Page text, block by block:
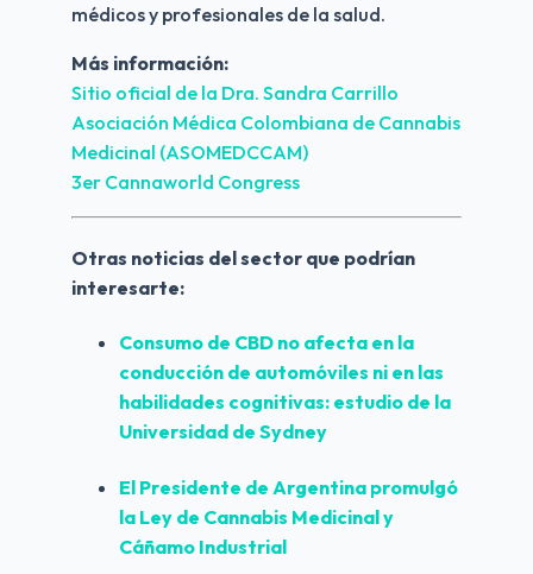
médicos y profesionales de la salud.
Más información:
Sitio oficial de la Dra. Sandra Carrillo
Asociación Médica Colombiana de Cannabis
Medicinal (ASOMEDCCAM)
3er Cannaworld Congress
Otras noticias del sector que podrían
interesarte:
Consumo de CBD no afecta en la
conducción de automóviles ni en las
habilidades cognitivas: estudio de la
Universidad de Sydney
El Presidente de Argentina promulgó
la Ley de Cannabis Medicinal y
Cáñamo Industrial